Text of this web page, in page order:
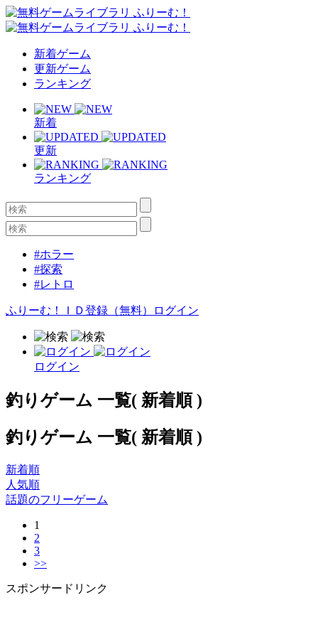
新着ゲーム
更新ゲーム
ランキング
新着
更新
ランキング
#ホラー
#探索
#レトロ
ふりーむ！ＩＤ登録（無料） ログイン
ログイン
釣りゲーム 一覧( 新着順 )
釣りゲーム 一覧( 新着順 )
新着順
人気順
話題のフリーゲーム
1
2
3
>>
スポンサードリンク